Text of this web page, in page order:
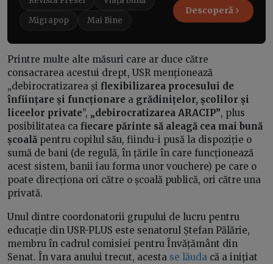
Migrapop
Mai Bine
Descoperă
Printre multe alte măsuri care ar duce către
consacrarea acestui drept, USR menționează
„debirocratizarea și flexibilizarea procesului de
înființare și funcționare a grădinițelor, școlilor și
liceelor private”, „debirocratizarea ARACIP”, plus
posibilitatea ca fiecare părinte să aleagă cea mai bună
școală pentru copilul său, fiindu-i pusă la dispoziție o
sumă de bani (de regulă, în țările în care funcționează
acest sistem, banii iau forma unor vouchere) pe care o
poate direcționa ori către o școală publică, ori către una
privată.
Unul dintre coordonatorii grupului de lucru pentru
educație din USR-PLUS este senatorul Ștefan Pălărie,
membru în cadrul comisiei pentru Învățământ din
Senat. În vara anului trecut, acesta se lăuda că a inițiat